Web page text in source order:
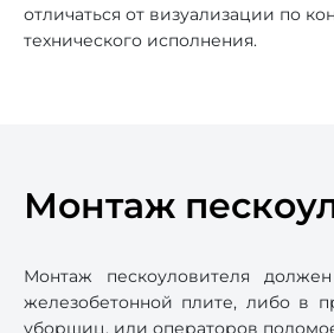
отличаться от визуализации по
технического исполнения.
Монтаж
Монтаж пескоуловителя
железобетонной плите, либо в
уборщиц, или операторов